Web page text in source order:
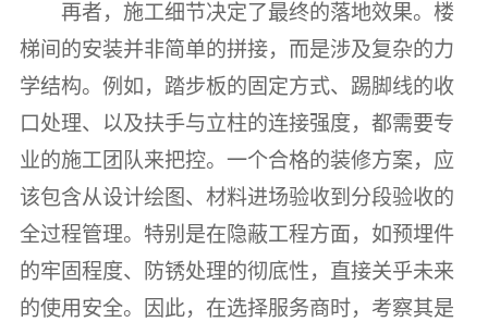
再者，施工细节决定了最终的落地效果。楼
梯间的安装并非简单的拼接，而是涉及复杂的力
学结构。例如，踏步板的固定方式、踢脚线的收
口处理、以及扶手与立柱的连接强度，都需要专
业的施工团队来把控。一个合格的装修方案，应
该包含从设计绘图、材料进场验收到分段验收的
全过程管理。特别是在隐蔽工程方面，如预埋件
的牢固程度、防锈处理的彻底性，直接关乎未来
的使用安全。因此，在选择服务商时，考察其是